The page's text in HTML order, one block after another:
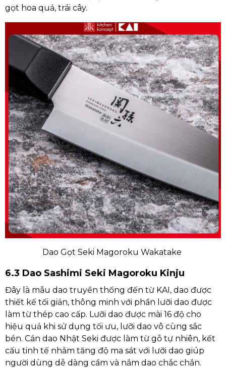
gọt hoa quả, trái cây.
Dao Gọt Seki Magoroku Wakatake
6.3 Dao Sashimi Seki Magoroku Kinju
Đây là mẫu dao truyền thống đến từ KAI, dao được
thiết kế tối giản, thông minh với phần lưỡi dao được
làm từ thép cao cấp. Lưỡi dao được mài 16 độ cho
hiệu quả khi sử dụng tối ưu, lưỡi dao vô cùng sắc
bén. Cán dao Nhật Seki được làm từ gỗ tự nhiên, kết
cấu tinh tế nhằm tăng độ ma sát với lưỡi dao giúp
người dùng dễ dàng cầm và nắm dao chắc chắn.